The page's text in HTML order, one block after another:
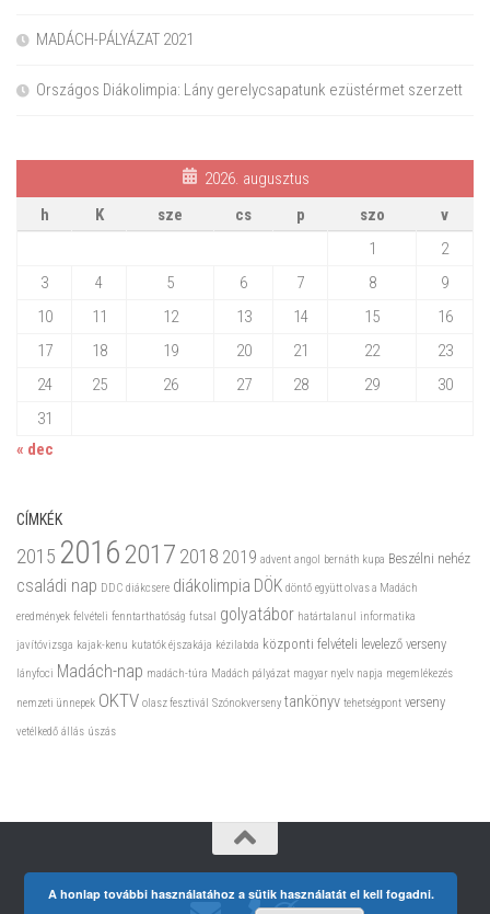
MADÁCH-PÁLYÁZAT 2021
Országos Diákolimpia: Lány gerelycsapatunk ezüstérmet szerzett
2026. augusztus
h
K sze cs p szo
v
1
2
3
4 5 6 7 8
9
10
11 12 13 14 15
16
17
18 19 20 21 22
23
24
25 26 27 28 29
30
31
« dec
CÍMKÉK
2015 20162017 2018 2019 advent angol bernáth kupa Beszélni nehéz
családi nap DDC diákcsere diákolimpia DÖK döntő együtt olvas a Madách
eredmények felvételi fenntarthatóság futsal golyatábor határtalanul informatika
javítóvizsga kajak-kenu kutatók éjszakája kézilabda központi felvételi levelező verseny
lányfoci Madách-nap madách-túra Madách pályázat magyar nyelv napja megemlékezés
nemzeti ünnepek OKTV olasz fesztivál Szónokverseny tankönyv tehetségpont verseny
vetélkedő állás úszás
A honlap további használatához a sütik használatát el kell fogadni.